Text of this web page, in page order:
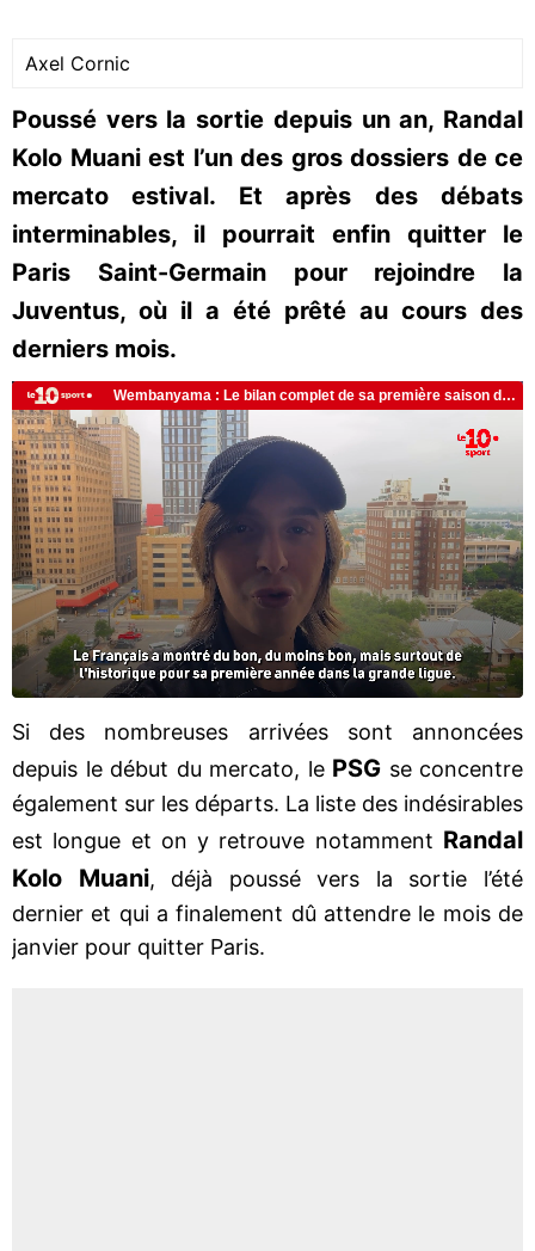
Axel Cornic
Poussé vers la sortie depuis un an, Randal
Kolo Muani est l’un des gros dossiers de ce
mercato estival. Et après des débats
interminables, il pourrait enfin quitter le
Paris Saint-Germain pour rejoindre la
Juventus, où il a été prêté au cours des
derniers mois.
Si des nombreuses arrivées sont annoncées
depuis le début du mercato, le PSG se concentre
également sur les départs. La liste des indésirables
est longue et on y retrouve notamment Randal
Kolo Muani, déjà poussé vers la sortie l’été
dernier et qui a finalement dû attendre le mois de
janvier pour quitter Paris.